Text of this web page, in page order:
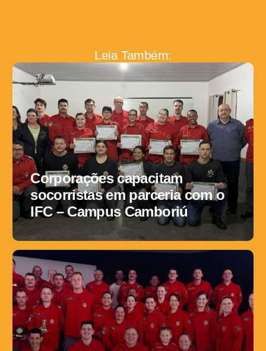
Leia Também:
Corporações capacitam
socorristas em parceria com o
IFC – Campus Camboriú